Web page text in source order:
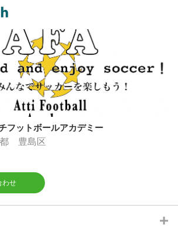
フットボールアカデミー
豊島区
わせ